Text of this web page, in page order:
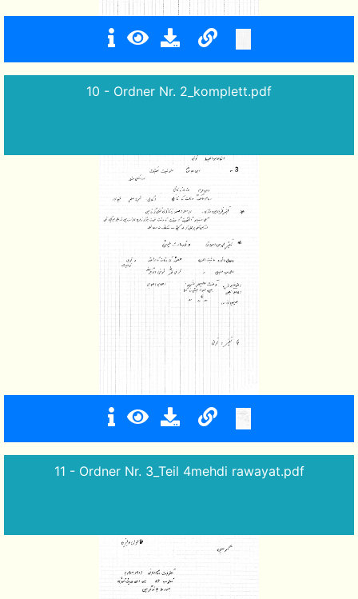
10 - Ordner Nr. 2_komplett.pdf
11 - Ordner Nr. 3_Teil 4mehdi rawayat.pdf